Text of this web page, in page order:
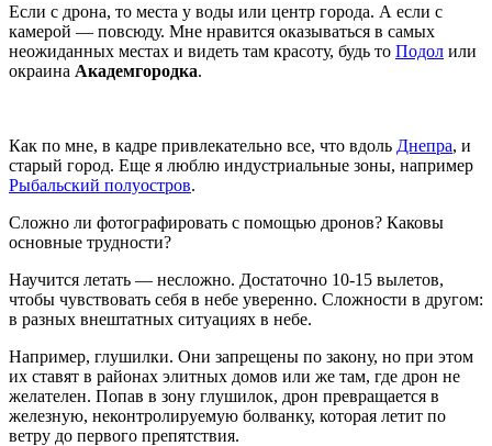
Если с дрона, то места у воды или центр города. А если с
камерой — повсюду. Мне нравится оказываться в самых
неожиданных местах и видеть там красоту, будь то Подол или
окраина Академгородка.
Как по мне, в кадре привлекательно все, что вдоль Днепра, и
старый город. Еще я люблю индустриальные зоны, например
Рыбальский полуостров.
Сложно ли фотографировать с помощью дронов? Каковы
основные трудности?
Научится летать — несложно. Достаточно 10-15 вылетов,
чтобы чувствовать себя в небе уверенно. Сложности в другом:
в разных внештатных ситуациях в небе.
Например, глушилки. Они запрещены по закону, но при этом
их ставят в районах элитных домов или же там, где дрон не
желателен. Попав в зону глушилок, дрон превращается в
железную, неконтролируемую болванку, которая летит по
ветру до первого препятствия.